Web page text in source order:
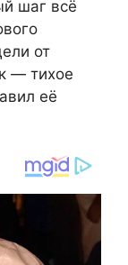
шаг всё
от
— тихое
её